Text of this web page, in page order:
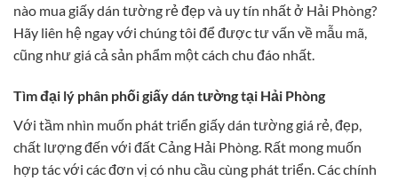
nào mua giấy dán tường rẻ đẹp và uy tín nhất ở Hải Phòng?
Hãy liên hệ ngay với chúng tôi để được tư vấn về mẫu mã,
cũng như giá cả sản phẩm một cách chu đáo nhất.
Tìm đại lý phân phối giấy dán tường tại Hải Phòng
Với tầm nhìn muốn phát triển giấy dán tường giá rẻ, đẹp,
chất lượng đến với đất Cảng Hải Phòng. Rất mong muốn
hợp tác với các đơn vị có nhu cầu cùng phát triển. Các chính